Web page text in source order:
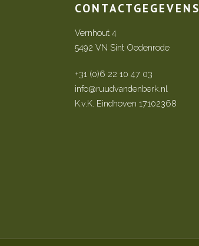
CONTACTGEGEVENS
Vernhout 4
5492 VN Sint Oedenrode
+31 (0)6 22 10 47 03
info@ruudvandenberk.nl
K.v.K. Eindhoven 17102368